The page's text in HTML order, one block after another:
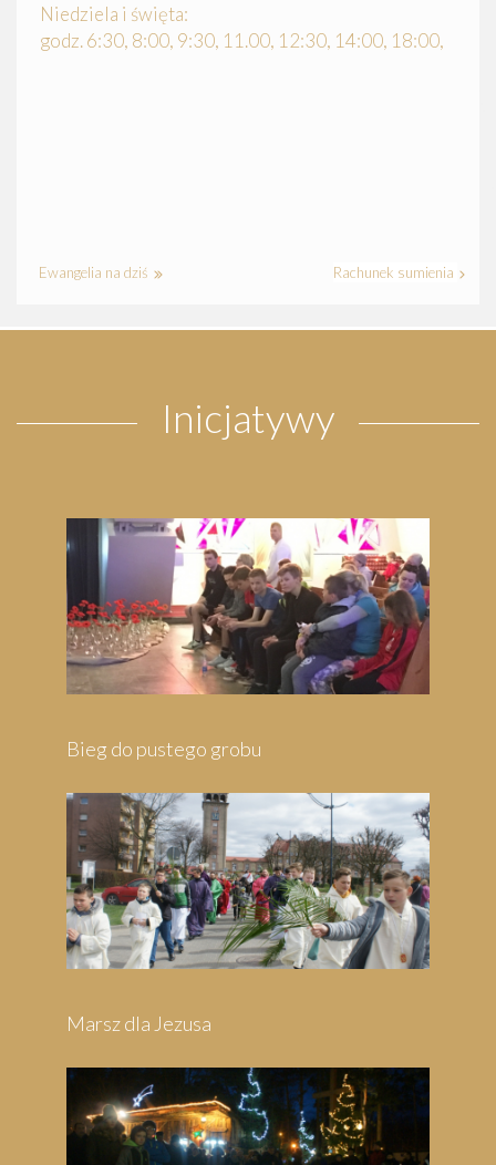
Niedziela i święta:
godz. 6:30, 8:00, 9:30, 11.00, 12:30, 14:00, 18:00,
Ewangelia na dziś Rachunek sumienia
Inicjatywy